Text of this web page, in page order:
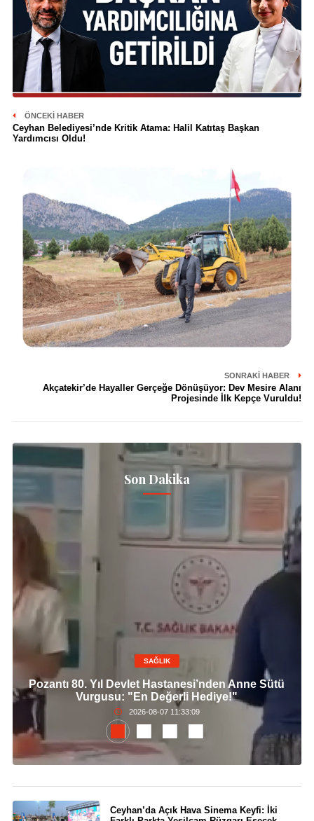
ÖNCEKI HABER
Ceyhan Belediyesi’nde Kritik Atama: Halil Katıtaş Başkan
Yardımcısı Oldu!
SONRAKI HABER
Akçatekir’de Hayaller Gerçeğe Dönüşüyor: Dev Mesire Alanı
Projesinde İlk Kepçe Vuruldu!
Son Dakika
SAĞLIK
Pozantı 80. Yıl Devlet Hastanesi’nden Anne Sütü
Vurgusu: "En Değerli Hediye!"
2026-08-07 11:33:09
Ceyhan’da Açık Hava Sinema Keyfi: İki